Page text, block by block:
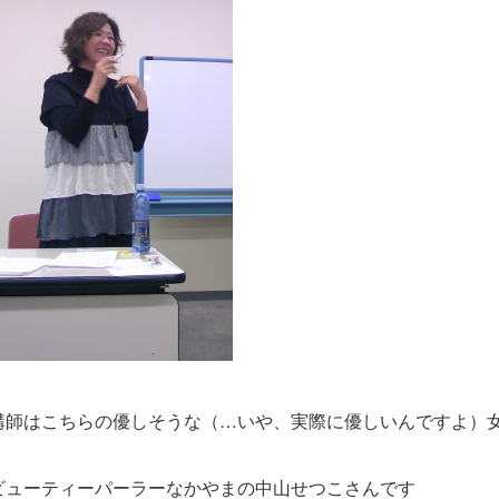
師はこちらの優しそうな（…いや、実際に優しいんですよ）
ューティーパーラーなかやまの中山せつこさんです